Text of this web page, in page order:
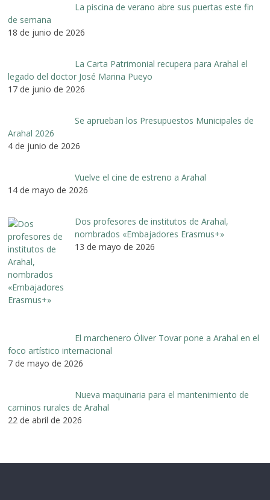
La piscina de verano abre sus puertas este fin
de semana
18 de junio de 2026
La Carta Patrimonial recupera para Arahal el
legado del doctor José Marina Pueyo
17 de junio de 2026
Se aprueban los Presupuestos Municipales de
Arahal 2026
4 de junio de 2026
Vuelve el cine de estreno a Arahal
14 de mayo de 2026
Dos profesores de institutos de Arahal,
nombrados «Embajadores Erasmus+»
13 de mayo de 2026
El marchenero Óliver Tovar pone a Arahal en el
foco artístico internacional
7 de mayo de 2026
Nueva maquinaria para el mantenimiento de
caminos rurales de Arahal
22 de abril de 2026